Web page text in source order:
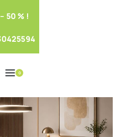
50 % !
0